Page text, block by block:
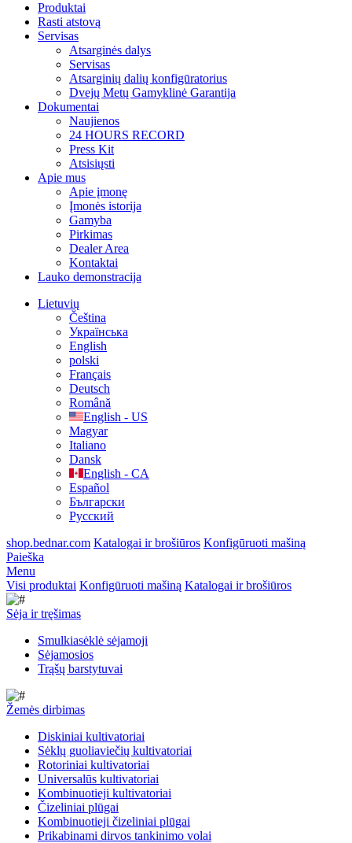
Produktai
Rasti atstovą
Servisas
Atsarginės dalys
Servisas
Atsarginių dalių konfigūratorius
Dvejų Metų Gamyklinė Garantija
Dokumentai
Naujienos
24 HOURS RECORD
Press Kit
Atsisiųsti
Apie mus
Apie įmonę
Įmonės istorija
Gamyba
Pirkimas
Dealer Area
Kontaktai
Lauko demonstracija
Lietuvių
Čeština
Українська
English
polski
Français
Deutsch
Română
English - US
Magyar
Italiano
Dansk
English - CA
Español
Български
Русский
shop.bednar.com Katalogai ir brošiūros Konfigūruoti mašiną
Paieška
Menu
Visi produktai Konfigūruoti mašiną Katalogai ir brošiūros
Sėja ir tręšimas
Smulkiasėklė sėjamoji
Sėjamosios
Trąšų barstytuvai
Žemės dirbimas
Diskiniai kultivatoriai
Sėklų guoliaviečių kultivatoriai
Rotoriniai kultivatoriai
Universalūs kultivatoriai
Kombinuotieji kultivatoriai
Čizeliniai plūgai
Kombinuotieji čizeliniai plūgai
Prikabinami dirvos tankinimo volai